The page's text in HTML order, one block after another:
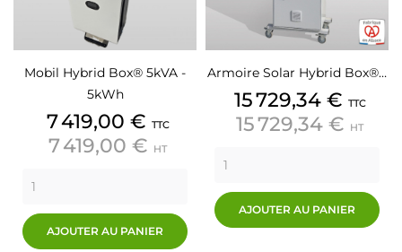
Mobil Hybrid Box® 5kVA -
5kWh
7 419,00 € TTC
7 419,00 € HT
AJOUTER AU PANIER
Armoire Solar Hybrid Box®…
15 729,34 € TTC
15 729,34 € HT
AJOUTER AU PANIER